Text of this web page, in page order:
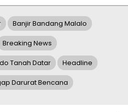
Banjir Bandang Malalo
Breaking News
Tanah Datar Headline
Darurat Bencana